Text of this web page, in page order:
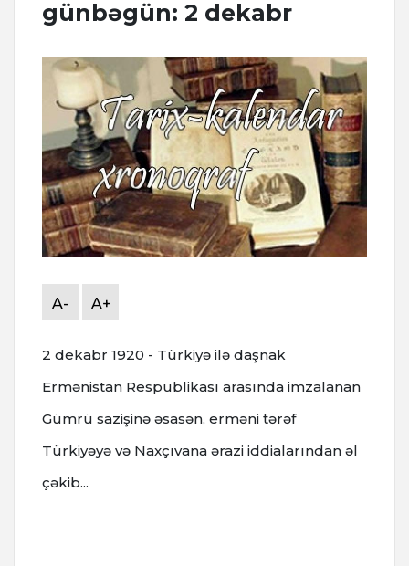
günbəgün: 2 dekabr
A- A+
2 dekabr 1920 - Türkiyə ilə daşnak
Ermənistan Respublikası arasında imzalanan
Gümrü sazişinə əsasən, erməni tərəf
Türkiyəyə və Naxçıvana ərazi iddialarından əl
çəkib...